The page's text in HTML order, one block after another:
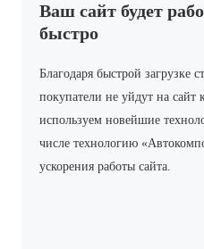
Ваш сайт будет
быстро
Благодаря быстрой загрузке
покупатели не уйдут на сайт
используем новейшие
числе технологию
ускорения работы сайта.